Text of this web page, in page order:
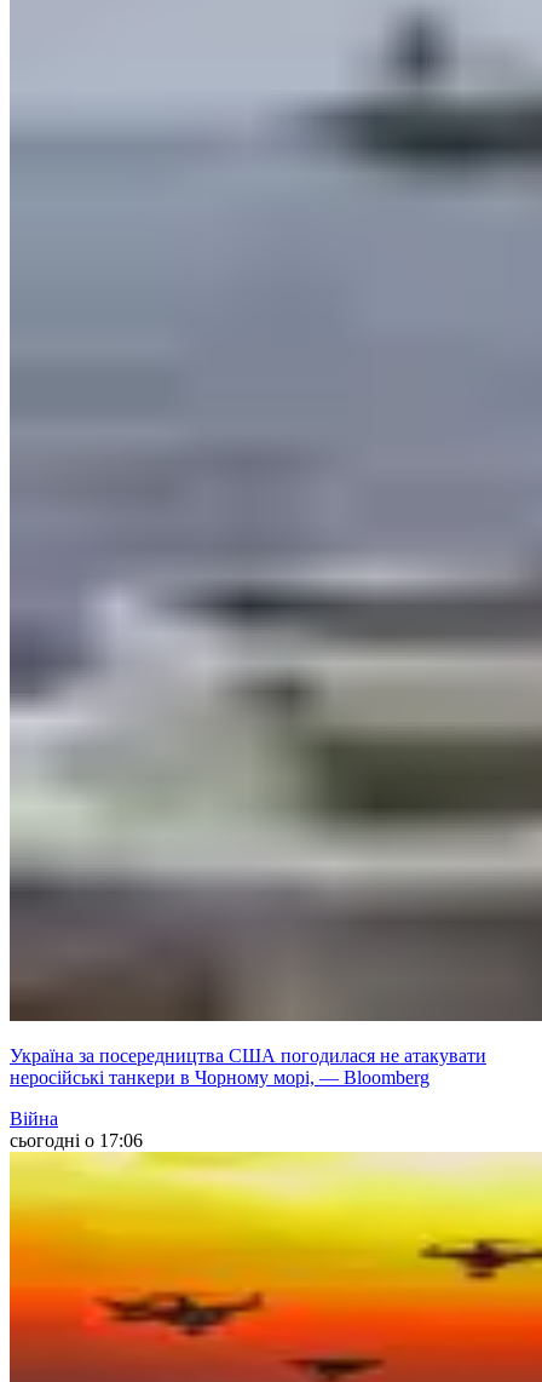
Україна за посередництва США погодилася не атакувати
неросійські танкери в Чорному морі, — Bloomberg
Війна
сьогодні о 17:06